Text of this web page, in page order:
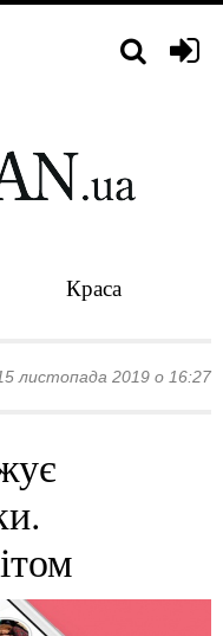
Краса
листопада 2019 о 16:27